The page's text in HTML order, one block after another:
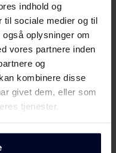
indhold og
til sociale medier og til
oplysninger om
vores partnere inden
og
kombinere disse
givet dem, eller som
tjenester.
og
Download
og
3315-
Download